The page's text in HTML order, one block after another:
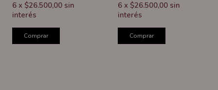
6 x $26.500,00 sin
interés
Comprar
6 x $26.500,00 sin
interés
Comprar